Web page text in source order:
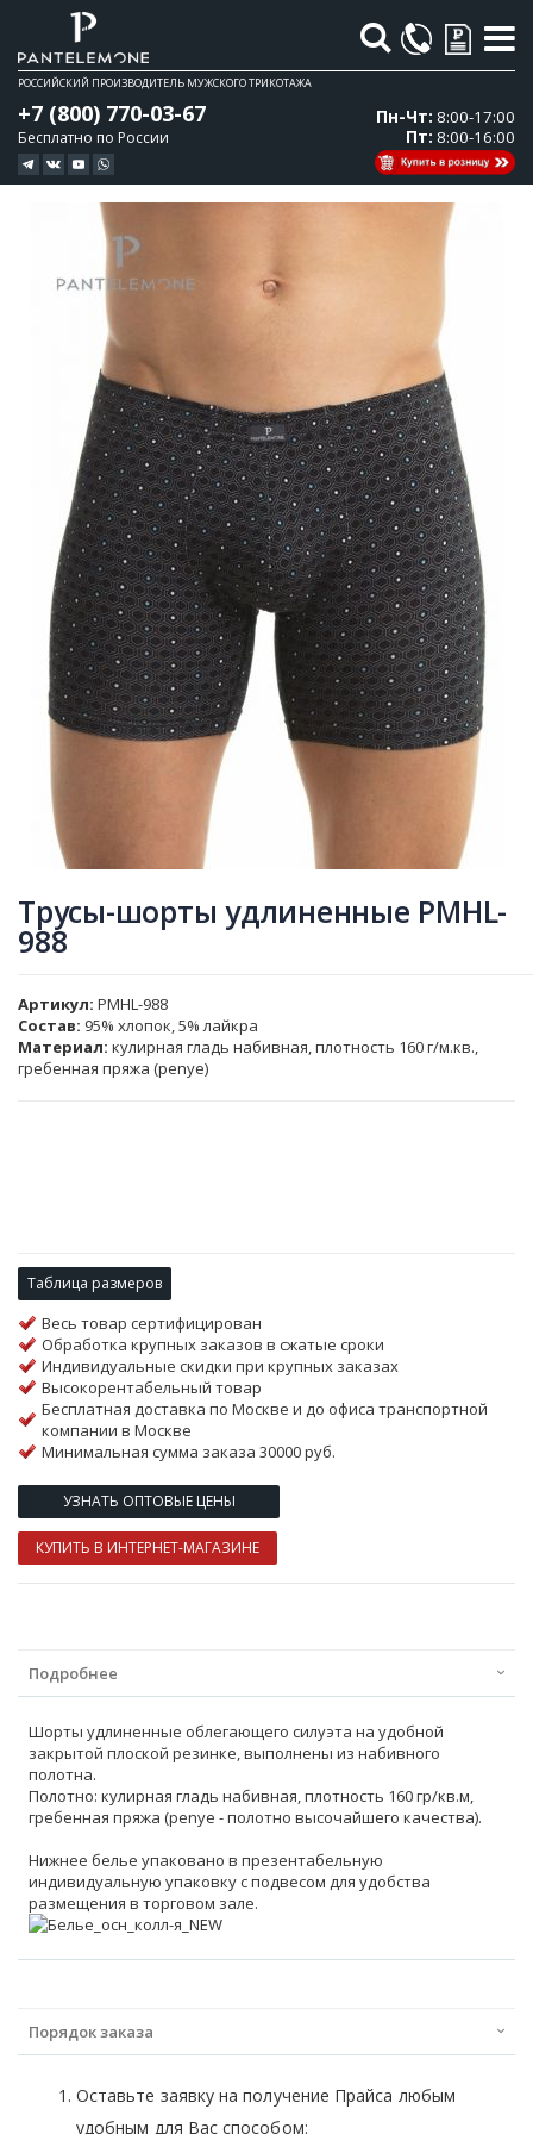
Поиск
РОССИЙСКИЙ ПРОИЗВОДИТЕЛЬ МУЖСКОГО ТРИКОТАЖА
+7 (800) 770-03-67
Бесплатно по России
Пн-Чт: 8:00-17:00
Пт: 8:00-16:00
галереи
изображений
галереи
изображений
Трусы-шорты удлиненные PMHL-
988
Артикул PMHL-988
Состав: 95% хлопок, 5% лайкра
Материал: кулирная гладь набивная, плотность 160 г/м.кв.,
гребенная пряжа (penye)
Таблица размеров
Весь товар сертифицирован
Обработка крупных заказов в сжатые сроки
Индивидуальные скидки при крупных заказах
Высокорентабельный товар
Бесплатная доставка по Москве и до офиса транспортной
компании в Москве
Минимальная сумма заказа 30000 руб.
УЗНАТЬ ОПТОВЫЕ ЦЕНЫ
КУПИТЬ В ИНТЕРНЕТ-МАГАЗИНЕ
Подробнее
Шорты удлиненные облегающего силуэта на удобной
закрытой плоской резинке, выполнены из набивного
полотна.
Полотно: кулирная гладь набивная, плотность 160 гр/кв.м,
гребенная пряжа (penye - полотно высочайшего качества).
Нижнее белье упаковано в презентабельную
индивидуальную упаковку с подвесом для удобства
размещения в торговом зале.
Порядок заказа
Оставьте заявку на получение Прайса любым
удобным для Вас способом: